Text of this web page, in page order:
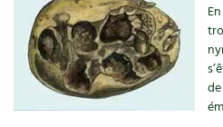
Compléments
Dossier4 saisons
Actualités